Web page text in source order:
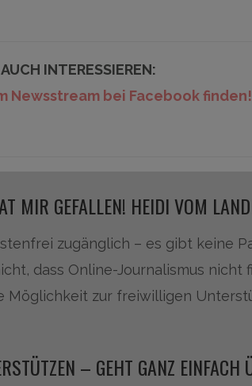
INTERESSIEREN:
Newsstream bei Facebook finden!
MIR GEFALLEN! HEIDI VOM
zugänglich – es gibt keine
dass Online-Journalismus nicht
Möglichkeit zur freiwilligen
– GEHT GANZ EINFACH